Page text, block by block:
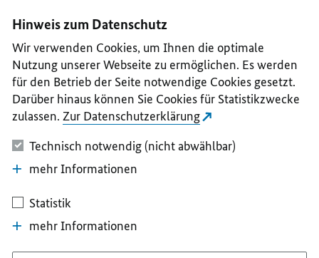
II
III
IV
V
Hinweis zum Datenschutz
Wir verwenden Cookies, um Ihnen die optimale
Nutzung unserer Webseite zu ermöglichen. Es werden
für den Betrieb der Seite notwendige Cookies gesetzt.
Darüber hinaus können Sie Cookies für Statistikzwecke
zulassen. Zur Datenschutzerklärung
Technisch notwendig (nicht abwählbar)
mehr Informationen
Statistik
mehr Informationen